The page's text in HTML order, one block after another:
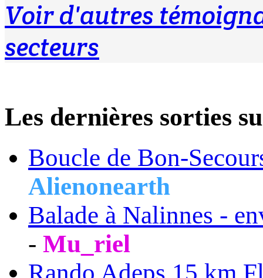
Voir d'autres
secteurs
Les dernières sorties
Boucle de Bon-
Alienonearth
Balade à Nalinnes -
- Mu_riel
Rando Adeps 15 km